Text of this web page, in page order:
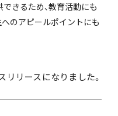
きるため、教育活動にも
のアピールポイントにも
リースになりました。